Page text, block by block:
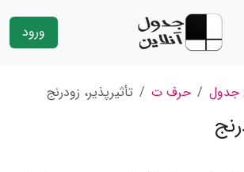
ورود
جدول حرف ت تأثیرپذیر، زودرنج